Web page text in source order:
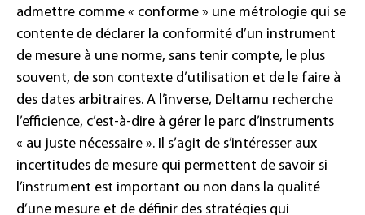
admettre comme « conforme » une métrologie qui se
contente de déclarer la conformité d’un instrument
de mesure à une norme, sans tenir compte, le plus
souvent, de son contexte d’utilisation et de le faire à
des dates arbitraires. A l’inverse, Deltamu recherche
l’efficience, c’est-à-dire à gérer le parc d’instruments
« au juste nécessaire ». Il s’agit de s’intéresser aux
incertitudes de mesure qui permettent de savoir si
l’instrument est important ou non dans la qualité
d’une mesure et de définir des stratégies qui